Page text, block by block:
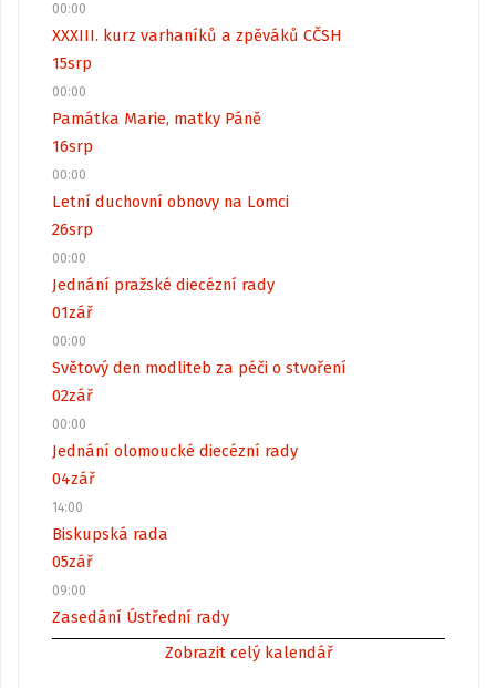
00:00
XXXIII. kurz varhaníků a zpěváků CČSH
15srp
00:00
Památka Marie, matky Páně
16srp
00:00
Letní duchovní obnovy na Lomci
26srp
00:00
Jednání pražské diecézní rady
01zář
00:00
Světový den modliteb za péči o stvoření
02zář
00:00
Jednání olomoucké diecézní rady
04zář
14:00
Biskupská rada
05zář
09:00
Zasedání Ústřední rady
Zobrazit celý kalendář